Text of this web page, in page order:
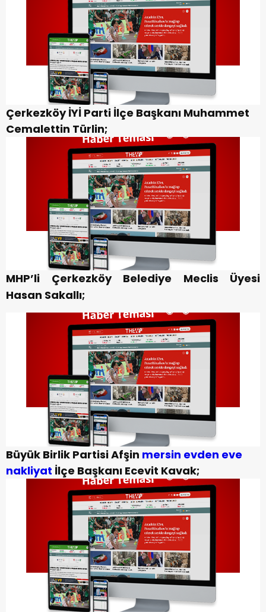
Çerkezköy İYİ Parti İlçe Başkanı Muhammet
Cemalettin Türlin;
MHP’li Çerkezköy Belediye Meclis Üyesi
Hasan Sakallı;
Büyük Birlik Partisi Afşin mersin evden eve
nakliyat İlçe Başkanı Ecevit Kavak;